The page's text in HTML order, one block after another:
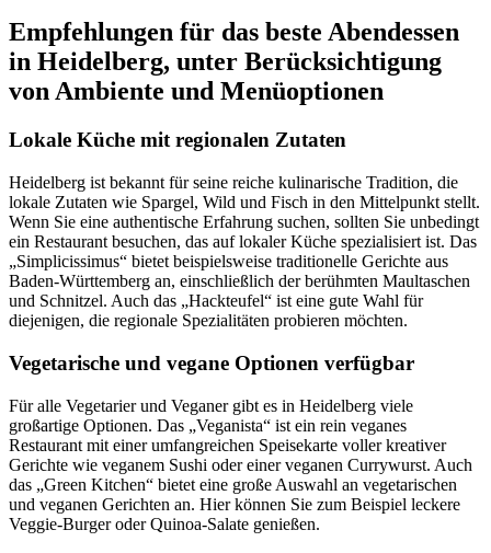
Empfehlungen für das beste Abendessen
in Heidelberg, unter Berücksichtigung
von Ambiente und Menüoptionen
Lokale Küche mit regionalen Zutaten
Heidelberg ist bekannt für seine reiche kulinarische Tradition, die
lokale Zutaten wie Spargel, Wild und Fisch in den Mittelpunkt stellt.
Wenn Sie eine authentische Erfahrung suchen, sollten Sie unbedingt
ein Restaurant besuchen, das auf lokaler Küche spezialisiert ist. Das
„Simplicissimus“ bietet beispielsweise traditionelle Gerichte aus
Baden-Württemberg an, einschließlich der berühmten Maultaschen
und Schnitzel. Auch das „Hackteufel“ ist eine gute Wahl für
diejenigen, die regionale Spezialitäten probieren möchten.
Vegetarische und vegane Optionen verfügbar
Für alle Vegetarier und Veganer gibt es in Heidelberg viele
großartige Optionen. Das „Veganista“ ist ein rein veganes
Restaurant mit einer umfangreichen Speisekarte voller kreativer
Gerichte wie veganem Sushi oder einer veganen Currywurst. Auch
das „Green Kitchen“ bietet eine große Auswahl an vegetarischen
und veganen Gerichten an. Hier können Sie zum Beispiel leckere
Veggie-Burger oder Quinoa-Salate genießen.